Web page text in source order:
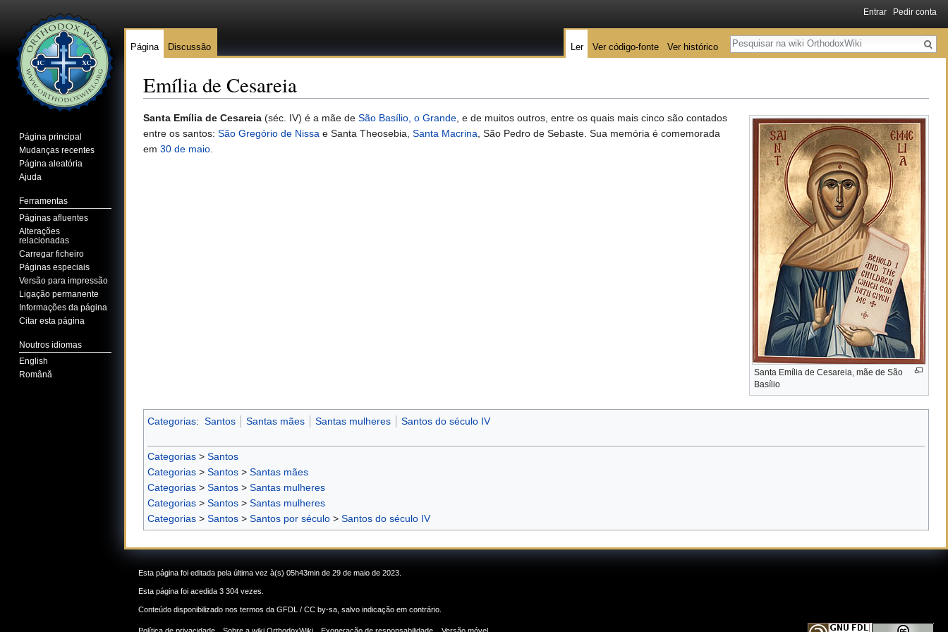
Emília de Cesareia
Santa Emília de Cesareia, mãe de São
Basílio
Santa Emília de Cesareia (séc. IV) é a mãe de São Basílio, o Grande, e de muitos outros, entre os quais mais cinco são contados
entre os santos: São Gregório de Nissa e Santa Theosebia, Santa Macrina, São Pedro de Sebaste. Sua memória é comemorada
em 30 de maio.
Categorias: Santos Santas mães Santas mulheres Santos do século IV
Categorias > Santos
Categorias > Santos > Santas mães
Categorias > Santos > Santas mulheres
Categorias > Santos > Santas mulheres
Categorias > Santos > Santos por século > Santos do século IV
Entrar Pedir conta
Página Discussão Ler Ver código-fonte Ver histórico
Pesquisa
Página principal
Mudanças recentes
Página aleatória
Ajuda
Ferramentas
Páginas afluentes
Alterações
relacionadas
Carregar ficheiro
Páginas especiais
Versão para impressão
Ligação permanente
Informações da página
Citar esta página
Noutros idiomas
English
Română
Esta página foi editada pela última vez à(s) 05h43min de 29 de maio de 2023.
Esta página foi acedida 3 304 vezes.
Conteúdo disponibilizado nos termos da GFDL / CC by-sa , salvo indicação em contrário.